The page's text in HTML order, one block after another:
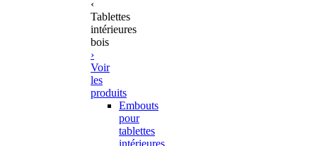
‹
Tablettes
intérieures
bois
›
Voir
les
produits
Embouts
pour
tablettes
intérieures